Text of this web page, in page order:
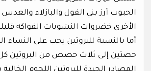
الحبوب أرز بني الفول والبازلاء والعدس
الأخرى خضروات النشويات الفواكه
أما بالنسبة للبروتين يجب على النساء
حصتين إلى ثلاث حصص من البروتين